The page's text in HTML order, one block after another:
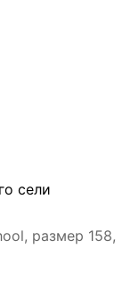
сели
размер 158,